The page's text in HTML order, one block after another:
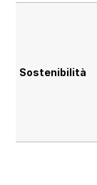
Sostenibilità